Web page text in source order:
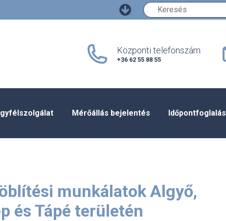
Központi telefonszám
+36 62 55 88 55
Mérőállás bejelentés Időpontfoglalás
munkálatok Algyő,
és Tápé területén